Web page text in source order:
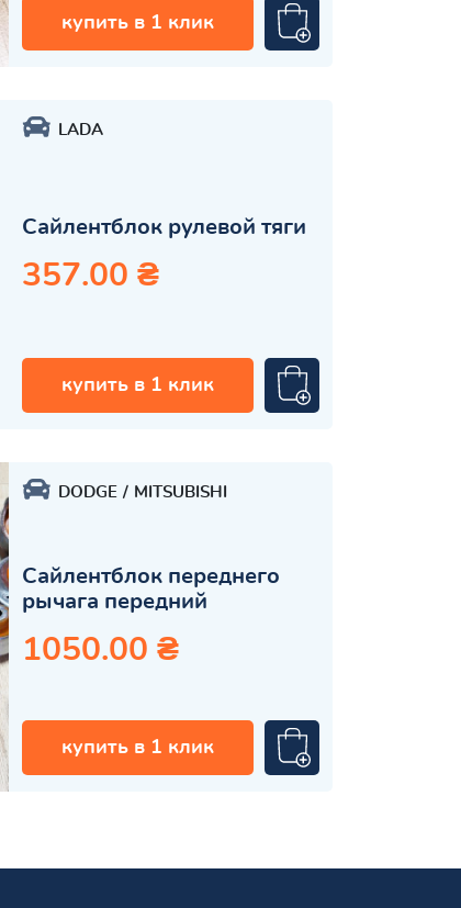
купить в 1 клик
LADA
Сайлентблок рулевой тяги
357.00 ₴
купить в 1 клик
DODGE MITSUBISHI
Сайлентблок переднего
рычага передний
1050.00 ₴
купить в 1 клик